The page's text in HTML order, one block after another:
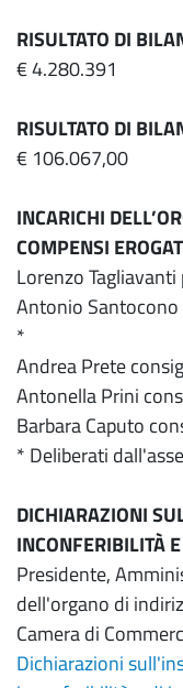
RISULTATO DI
€ 4.280.391
RISULTATO DI
€ 106.067,00
INCARICHI
COMPENSI
Lorenzo
Antonio
*
Andrea Prete
Antonella Prini
Barbara Caputo
* Deliberati
DICHIARAZIONI
INCONFERIBILITÀ
Presidente,
dell'organo di
Camera di
Dichiarazioni